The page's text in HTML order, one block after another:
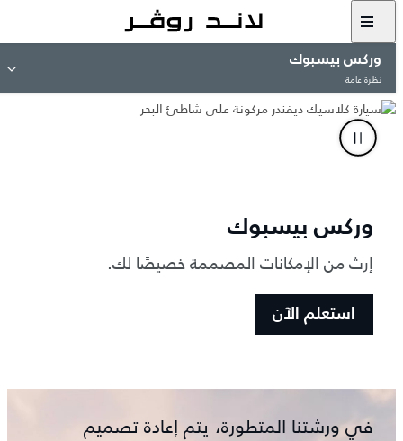
وركس بيسبوك
نظرة عامة
وركس بيسبوك
إرث من الإمكانات المصممة خصيصًا لك.
استعلم الآن
في ورشتنا المتطورة، يتم إعادة تصميم